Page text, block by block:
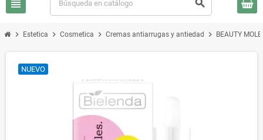
view_headline search
chevron_right Estetica chevron_right Cosmetica chevron_right Cremas antiarrugas y antiedad chevron_right BEAUTY
NUEVO